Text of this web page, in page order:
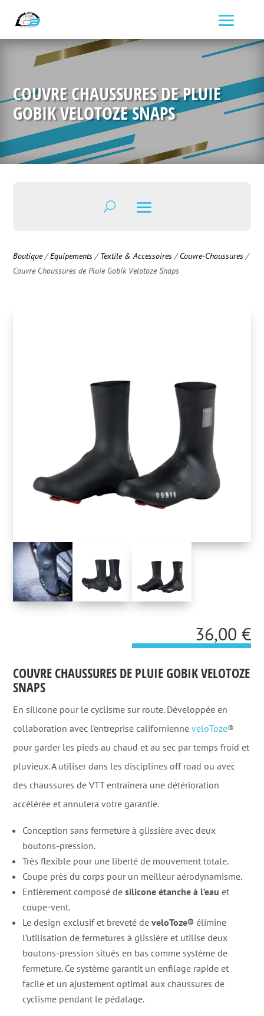
COUVRE CHAUSSURES DE PLUIE
GOBIK VELOTOZE SNAPS
Boutique/Equipements /Textile & Accessoires /Couvre-Chaussures /
Couvre Chaussures de Pluie Gobik Velotoze Snaps
36,00 €
COUVRE CHAUSSURES DE PLUIE GOBIK VELOTOZE
SNAPS
En silicone pour le cyclisme sur route. Développée en
collaboration avec l’entreprise californienneveloToze®
pour garder les pieds au chaud et au sec par temps froid et
pluvieux. A utiliser dans les disciplines off road ou avec
des chaussures de VTT entraînera une détérioration
accélérée et annulera votre garantie.
Conception sans fermeture à glissière avec deux
boutons-pression.
Très flexible pour une liberté de mouvement totale.
Coupe près du corps pour un meilleur aérodynamisme.
Entièrement composé desilicone étanche à l’eau et
coupe-vent.
Le design exclusif et breveté develoToze® élimine
l’utilisation de fermetures à glissière et utilise deux
boutons-pression situés en bas comme système de
fermeture. Ce système garantit un enfilage rapide et
facile et un ajustement optimal aux chaussures de
cyclisme pendant le pédalage.